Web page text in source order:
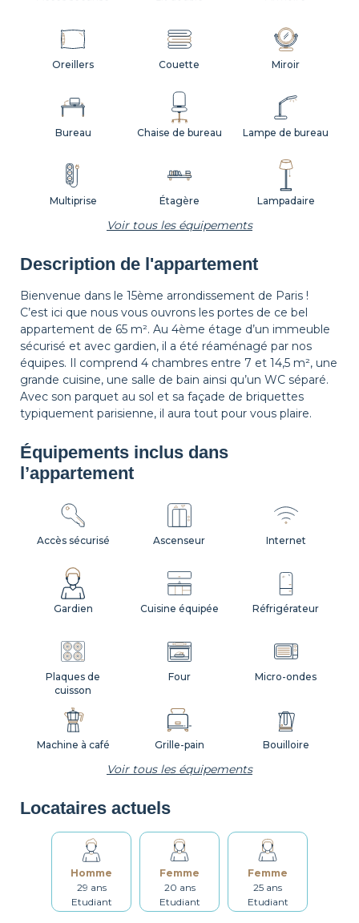
Lampe de bureau
Corbeille à papier
Rideaux
Cintres
Multiprise
Décorations
Lampadaire
Oreillers Couette
Bureau
Étagère
Table de chevet Lampe de chevet
Tapis de sol
Miroir
Chaise de bureau
Voir tous les équipements
Description de l'appartement
Bienvenue dans le 15ème arrondissement de Paris !
C’est ici que nous vous ouvrons les portes de ce bel
appartement de 65 m². Au 4ème étage d’un immeuble
sécurisé et avec gardien, il a été réaménagé par nos
équipes. Il comprend 4 chambres entre 7 et 14,5 m², une
grande cuisine, une salle de bain ainsi qu’un WC séparé.
Avec son parquet au sol et sa façade de briquettes
typiquement parisienne, il aura tout pour vous plaire.
Équipements inclus dans
l’appartement
Internet
Cuisine équipée
Vaisselle
Réfrigérateur
Ustensiles
Micro-ondes
Four
Plaques de
cuisson
Machine à café Bouilloire
Grille-pain
Accès sécurisé Ascenseur
Gardien
Voir tous les équipements
Locataires actuels
Homme
29 ans
Etudiant
Femme
20 ans
Etudiant
Femme
25 ans
Etudiant